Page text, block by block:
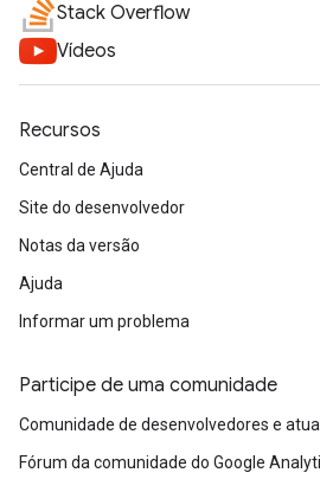
Stack Overflow
Vídeos
Recursos
Central de Ajuda
Site do desenvolvedor
Notas da versão
Ajuda
Informar um problema
Participe de uma comunidade
Comunidade de desenvolvedores e
Fórum da comunidade do Google